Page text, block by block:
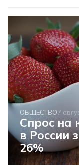
ОБЩЕСТВО7
Спрос на
в России
26%